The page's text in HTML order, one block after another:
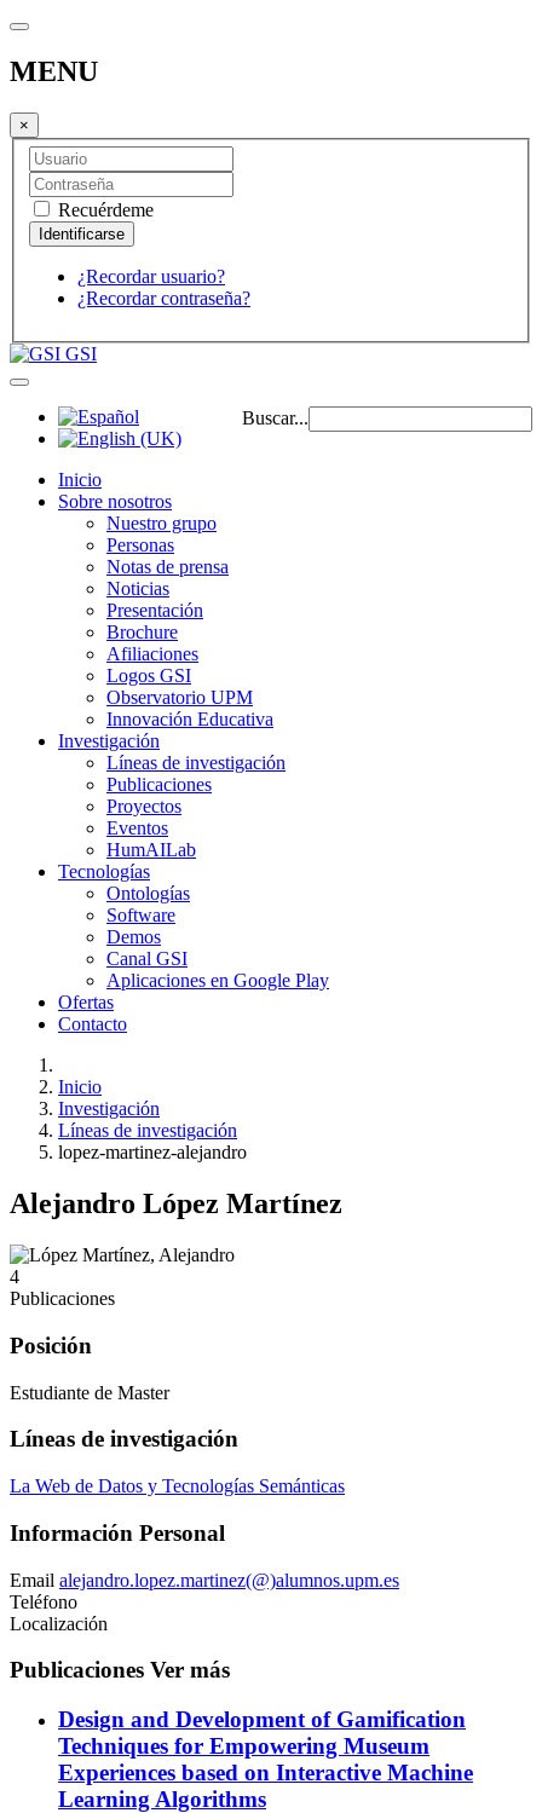
MENU
×
Recuérdeme
¿Recordar usuario?
¿Recordar contraseña?
GSI
Buscar...
Inicio
Sobre nosotros
Nuestro grupo
Personas
Notas de prensa
Noticias
Presentación
Brochure
Afiliaciones
Logos GSI
Observatorio UPM
Innovación Educativa
Investigación
Líneas de investigación
Publicaciones
Proyectos
Eventos
HumAILab
Tecnologías
Ontologías
Software
Demos
Canal GSI
Aplicaciones en Google Play
Ofertas
Contacto
Inicio
Investigación
Líneas de investigación
lopez-martinez-alejandro
Alejandro López Martínez
4
Publicaciones
Posición
Estudiante de Master
Líneas de investigación
La Web de Datos y Tecnologías Semánticas
Información Personal
Email alejandro.lopez.martinez(@)alumnos.upm.es
Teléfono
Localización
Publicaciones Ver más
Design and Development of Gamification
Techniques for Empowering Museum
Experiences based on Interactive Machine
Learning Algorithms